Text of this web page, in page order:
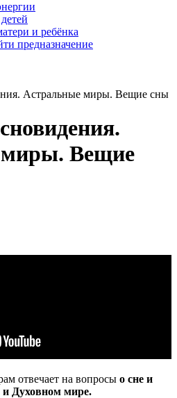
и ребёнка
предназначение
Астральные миры. Вещие сны
Вещие
отвечает на вопросы о сне и
и Духовном мире.